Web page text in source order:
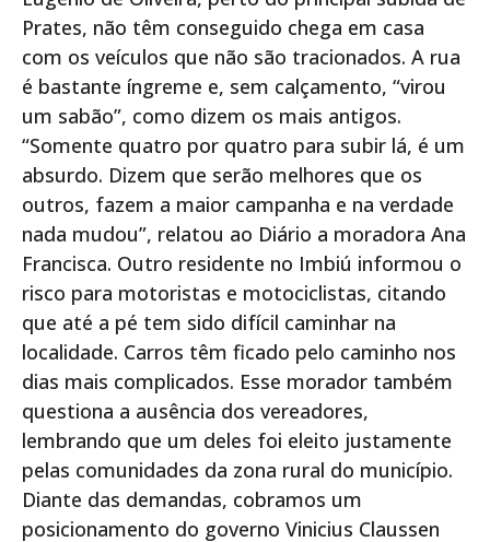
Prates, não têm conseguido chega em casa
com os veículos que não são tracionados. A rua
é bastante íngreme e, sem calçamento, “virou
um sabão”, como dizem os mais antigos.
“Somente quatro por quatro para subir lá, é um
absurdo. Dizem que serão melhores que os
outros, fazem a maior campanha e na verdade
nada mudou”, relatou ao Diário a moradora Ana
Francisca. Outro residente no Imbiú informou o
risco para motoristas e motociclistas, citando
que até a pé tem sido difícil caminhar na
localidade. Carros têm ficado pelo caminho nos
dias mais complicados. Esse morador também
questiona a ausência dos vereadores,
lembrando que um deles foi eleito justamente
pelas comunidades da zona rural do município.
Diante das demandas, cobramos um
posicionamento do governo Vinicius Claussen